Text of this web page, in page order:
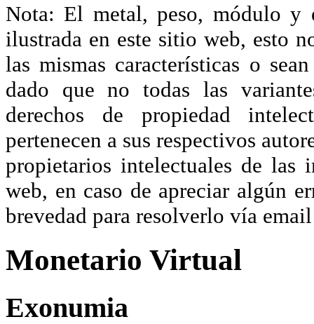
Nota: El metal, peso, módulo y
ilustrada en este sitio web, esto
las mismas características o
dado que no todas las
derechos de propiedad
pertenecen a sus respectivos
propietarios intelectuales de las
web, en caso de apreciar algún
brevedad para resolverlo vía
Monetario Virtual
Exonumia